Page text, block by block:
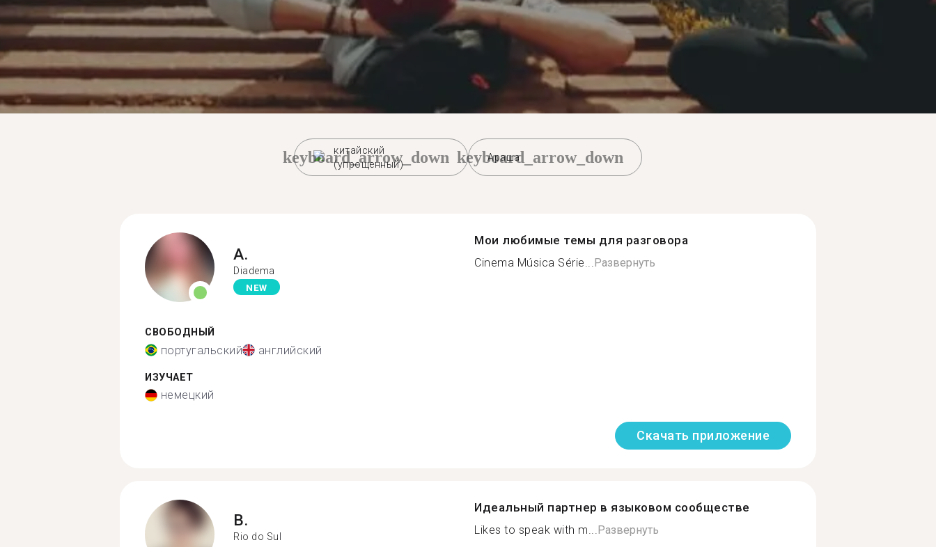
китайский
(упрощенный)
keyboard_arrow_down Араша
keyboard_arrow_down
A.
Diadema
NEW
СВОБОДНЫЙ
португальский английский
ИЗУЧАЕТ
немецкий
Мои любимые темы для разговора
Cinema Música Série...Развернуть
Скачать приложение
B.
Rio do Sul
Идеальный партнер в языковом сообществе
Likes to speak with m...Развернуть